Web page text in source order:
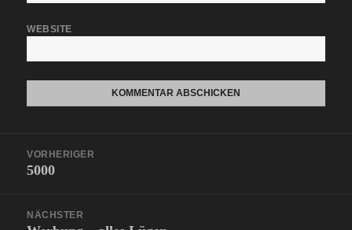
WEBSITE
VORHERIGER
Vorheriger
5000
NÄCHSTER